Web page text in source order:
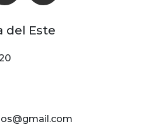
del Este